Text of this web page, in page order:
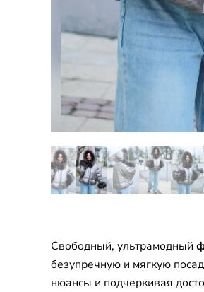
Свободный, ультрамодный
безупречную и мягкую
нюансы и подчеркивая